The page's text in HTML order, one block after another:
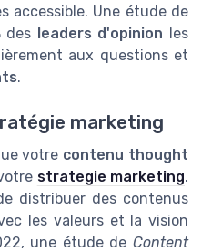
accessible. Une étude de
des leaders d'opinion les
aux questions et
.
marketing
votre contenu thought
strategie marketing.
distribuer des contenus
les valeurs et la vision
une étude de Content